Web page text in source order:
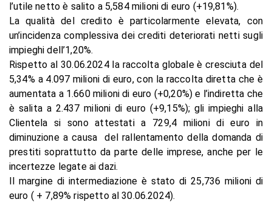
l’utile netto è salito a 5,584 milioni di euro (+19,81%).
La qualità del credito è particolarmente elevata, con
un’incidenza complessiva dei crediti deteriorati netti sugli
impieghi dell’1,20%.
Rispetto al 30.06.2024 la raccolta globale è cresciuta del
5,34% a 4.097 milioni di euro, con la raccolta diretta che è
aumentata a 1.660 milioni di euro (+0,20%) e l’indiretta che
è salita a 2.437 milioni di euro (+9,15%); gli impieghi alla
Clientela si sono attestati a 729,4 milioni di euro in
diminuzione a causa del rallentamento della domanda di
prestiti soprattutto da parte delle imprese, anche per le
incertezze legate ai dazi.
Il margine di intermediazione è stato di 25,736 milioni di
euro ( + 7,89% rispetto al 30.06.2024).